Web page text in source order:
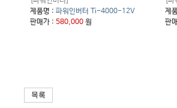
제품명 :파워인버터 Ti-4000-12V
판매가 :580,000 원
제
판